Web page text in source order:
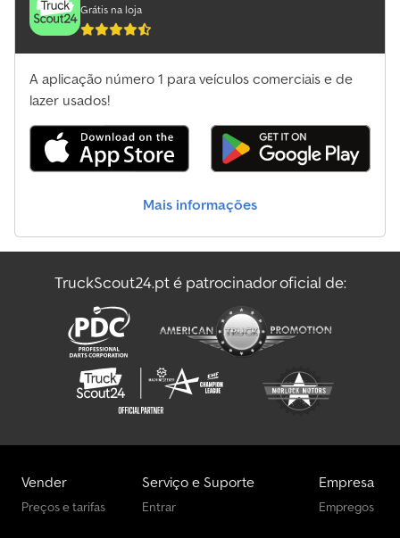
Grátis na loja
A aplicação número 1 para veículos comerciais e de
lazer usados!
Mais informações
TruckScout24.pt é patrocinador oficial de:
Vender
Preços e tarifas
Serviço e Suporte
Entrar
Empresa
Empregos